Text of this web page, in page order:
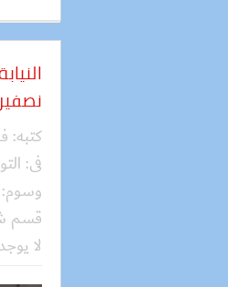
كتبه:
فى:
وسوم:
قسم
لا